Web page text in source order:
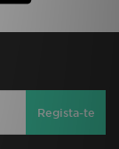
Regista-te